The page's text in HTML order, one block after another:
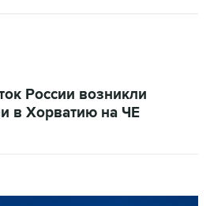
России возникли
в Хорватию на ЧЕ